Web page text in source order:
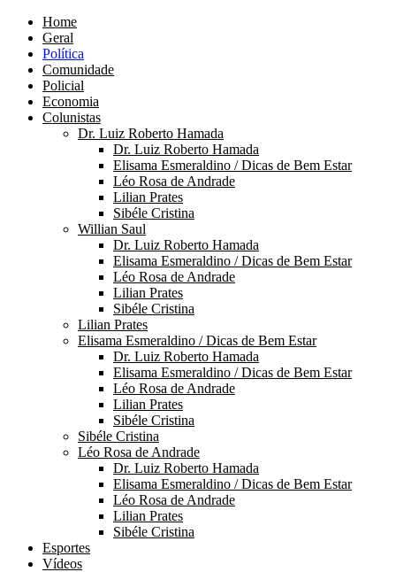
Home
Geral
Política
Comunidade
Policial
Economia
Colunistas
Dr. Luiz Roberto Hamada
Dr. Luiz Roberto Hamada
Elisama Esmeraldino / Dicas de Bem Estar
Léo Rosa de Andrade
Lilian Prates
Sibéle Cristina
Willian Saul
Dr. Luiz Roberto Hamada
Elisama Esmeraldino / Dicas de Bem Estar
Léo Rosa de Andrade
Lilian Prates
Sibéle Cristina
Lilian Prates
Elisama Esmeraldino / Dicas de Bem Estar
Dr. Luiz Roberto Hamada
Elisama Esmeraldino / Dicas de Bem Estar
Léo Rosa de Andrade
Lilian Prates
Sibéle Cristina
Sibéle Cristina
Léo Rosa de Andrade
Dr. Luiz Roberto Hamada
Elisama Esmeraldino / Dicas de Bem Estar
Léo Rosa de Andrade
Lilian Prates
Sibéle Cristina
Esportes
Vídeos